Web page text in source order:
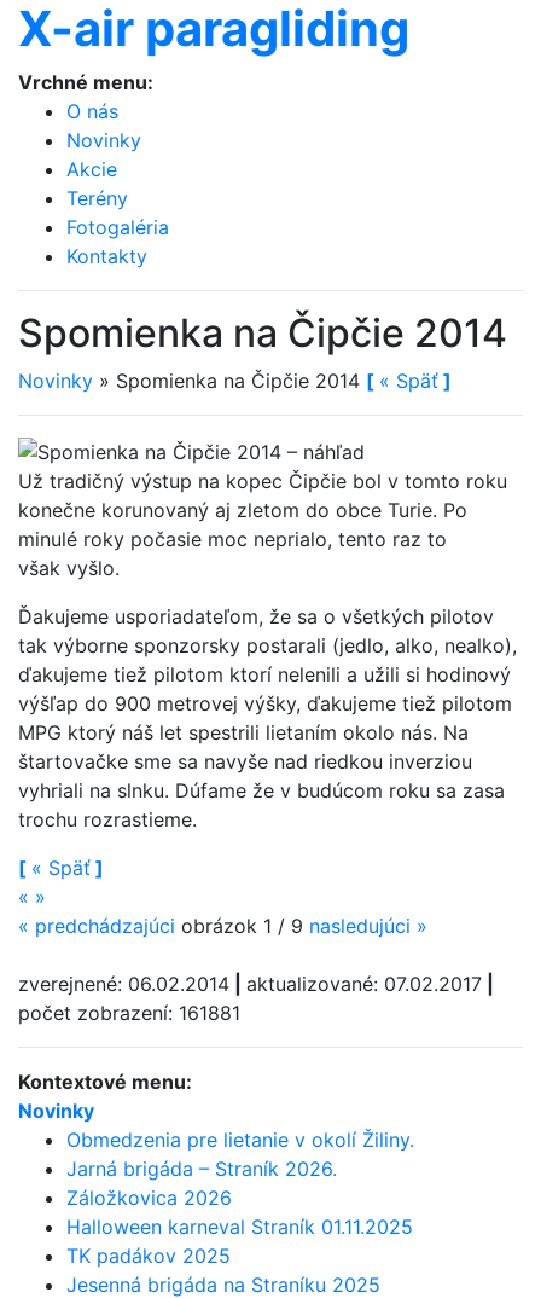
X-air paragliding
Vrchné menu:
O nás
Novinky
Akcie
Terény
Fotogaléria
Kontakty
Spomienka na Čipčie 2014
Novinky » Spomienka na Čipčie 2014 [ « Späť ]
Už tradičný výstup na kopec Čipčie bol v tomto roku
konečne korunovaný aj zletom do obce Turie. Po
minulé roky počasie moc neprialo, tento raz to
však vyšlo.
Ďakujeme usporiadateľom, že sa o všetkých pilotov
tak výborne sponzorsky postarali (jedlo, alko, nealko),
ďakujeme tiež pilotom ktorí nelenili a užili si hodinový
výšľap do 900 metrovej výšky, ďakujeme tiež pilotom
MPG ktorý náš let spestrili lietaním okolo nás. Na
štartovačke sme sa navyše nad riedkou inverziou
vyhriali na slnku. Dúfame že v budúcom roku sa zasa
trochu rozrastieme.
[ « Späť ]
« »
« predchádzajúci obrázok 1 / 9 nasledujúci »
zverejnené: 06.02.2014 aktualizované: 07.02.2017
počet zobrazení: 161881
Kontextové menu:
Novinky
Obmedzenia pre lietanie v okolí Žiliny.
Jarná brigáda – Straník 2026.
Záložkovica 2026
Halloween karneval Straník 01.11.2025
TK padákov 2025
Jesenná brigáda na Straníku 2025